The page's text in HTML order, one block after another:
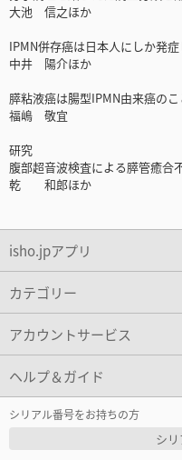
大池 信之ほか
IPMN併存癌は日本人にしか発
中井 陽介ほか
膵粘液癌は腸型IPMN由来癌のこ
福嶋 敬宜
研究
腹部超音波検査による膵管癒合
乾 和郎ほか
isho.jpアプリ
カテゴリー
アカウントサービス
ヘルプ＆ガイド
シリアル番号をお持ちの方
シ